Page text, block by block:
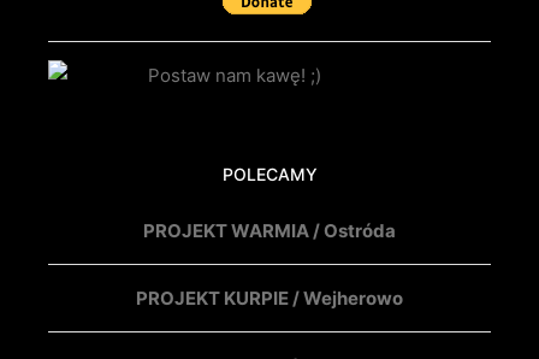
POLECAMY
PROJEKT WARMIA / Ostróda
PROJEKT KURPIE / Wejherowo